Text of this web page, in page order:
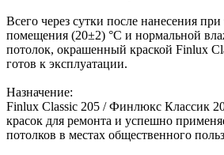
Всего через сутки после нанесения при
помещения (20±2) °С и нормальной
потолок, окрашенный краской Finlux
готов к эксплуатации.
Назначение:
Finlux Classic 205 / Финлюкс Классик
красок для ремонта и успешно
потолков в местах общественного